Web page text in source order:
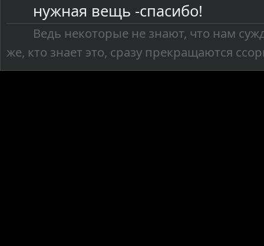
нужная вещь -спасибо!
Ведь некоторые не знают, что нам
же, кто знает это, сразу прекращаются